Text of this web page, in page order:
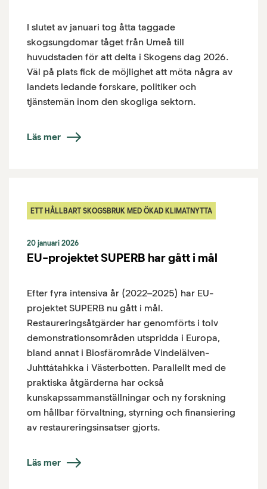
I slutet av januari tog åtta taggade
skogsungdomar tåget från Umeå till
huvudstaden för att delta i Skogens dag 2026.
Väl på plats fick de möjlighet att möta några av
landets ledande forskare, politiker och
tjänstemän inom den skogliga sektorn.
Läs mer
ETT HÅLLBART SKOGSBRUK MED ÖKAD KLIMATNYTTA
20 januari 2026
EU-projektet SUPERB har gått i mål
Efter fyra intensiva år (2022–2025) har EU-
projektet SUPERB nu gått i mål.
Restaureringsåtgärder har genomförts i tolv
demonstrationsområden utspridda i Europa,
bland annat i Biosfärområde Vindelälven-
Juhttátahkka i Västerbotten. Parallellt med de
praktiska åtgärderna har också
kunskapssammanställningar och ny forskning
om hållbar förvaltning, styrning och finansiering
av restaureringsinsatser gjorts.
Läs mer